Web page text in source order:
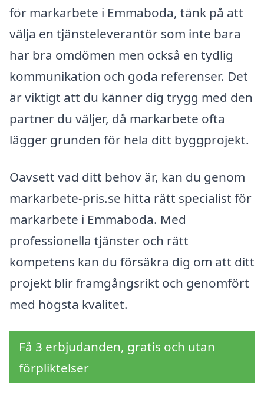
för markarbete i Emmaboda, tänk på att
välja en tjänsteleverantör som inte bara
har bra omdömen men också en tydlig
kommunikation och goda referenser. Det
är viktigt att du känner dig trygg med den
partner du väljer, då markarbete ofta
lägger grunden för hela ditt byggprojekt.
Oavsett vad ditt behov är, kan du genom
markarbete-pris.se hitta rätt specialist för
markarbete i Emmaboda. Med
professionella tjänster och rätt
kompetens kan du försäkra dig om att ditt
projekt blir framgångsrikt och genomfört
med högsta kvalitet.
Få 3 erbjudanden, gratis och utan
förpliktelser